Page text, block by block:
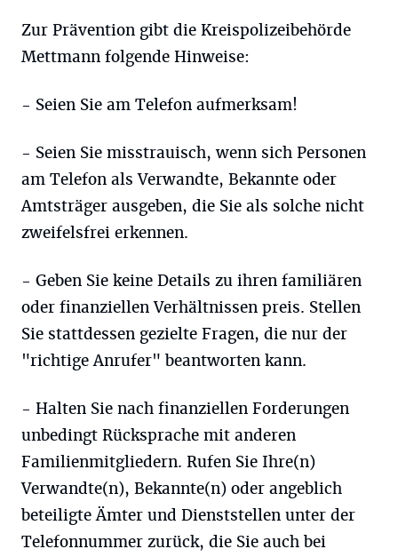
Zur Prävention gibt die Kreispolizeibehörde
Mettmann folgende Hinweise:
- Seien Sie am Telefon aufmerksam!
- Seien Sie misstrauisch, wenn sich Personen
am Telefon als Verwandte, Bekannte oder
Amtsträger ausgeben, die Sie als solche nicht
zweifelsfrei erkennen.
- Geben Sie keine Details zu ihren familiären
oder finanziellen Verhältnissen preis. Stellen
Sie stattdessen gezielte Fragen, die nur der
"richtige Anrufer" beantworten kann.
- Halten Sie nach finanziellen Forderungen
unbedingt Rücksprache mit anderen
Familienmitgliedern. Rufen Sie Ihre(n)
Verwandte(n), Bekannte(n) oder angeblich
beteiligte Ämter und Dienststellen unter der
Telefonnummer zurück, die Sie auch bei